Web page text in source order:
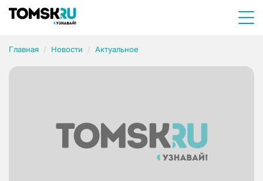
Главная Новости Актуальное